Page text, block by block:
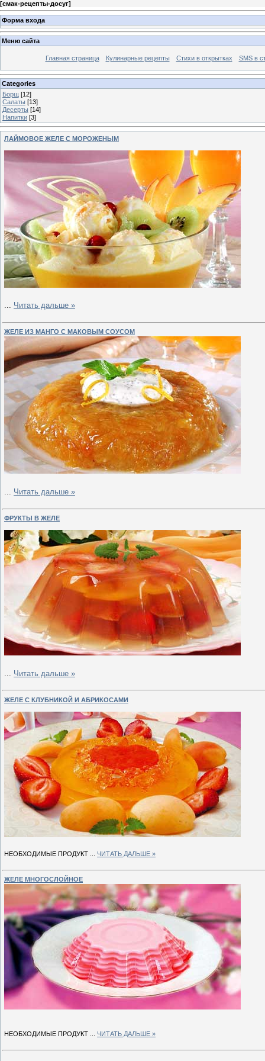
[смак-рецепты-досуг]
Форма входа
Меню сайта
Главная страница Кулинарные рецепты Стихи в открытках SMS в
Categories
Борщ [12]
Салаты [13]
Десерты [14]
Напитки [3]
ЛАЙМОВОЕ ЖЕЛЕ С МОРОЖЕНЫМ
... Читать дальше »
ЖЕЛЕ ИЗ МАНГО С МАКОВЫМ СОУСОМ
Читать дальше »
ФРУКТЫ В ЖЕЛЕ
Читать дальше »
ЖЕЛЕ С КЛУБНИКОЙ И АБРИКОСАМИ
НЕОБХОДИМЫЕ ПРОДУКТ ЧИТАТЬ ДАЛЬШЕ »
ЖЕЛЕ МНОГОСЛОЙНОЕ
НЕОБХОДИМЫЕ ПРОДУКТ ЧИТАТЬ ДАЛЬШЕ »